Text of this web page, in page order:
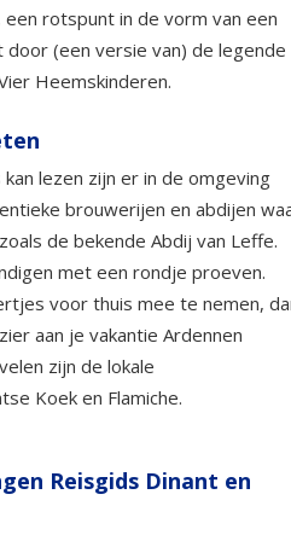
rotspunt in de vorm van een
door (een versie van) de legende
Heemskinderen.
lezen zijn er in de omgeving
brouwerijen en abdijen
de bekende Abdij van Leffe.
met een rondje proeven.
voor thuis mee te nemen,
aan je vakantie Ardennen
zijn de lokale
Koek en Flamiche.
Reisgids Dinant en